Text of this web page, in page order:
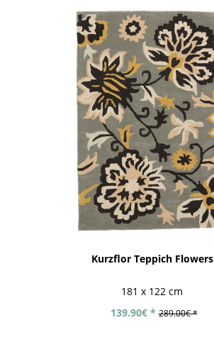
Kurzflor Teppich Flowers
181 x 122 cm
139.90€ * 289.00€ *